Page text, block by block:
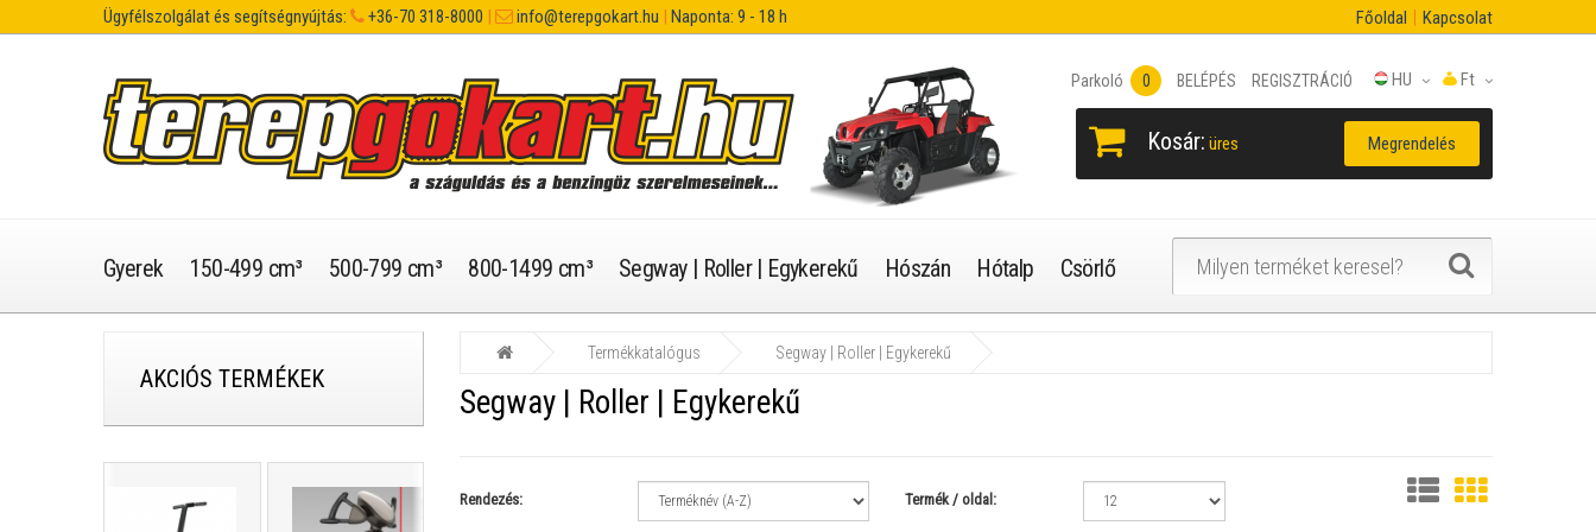
Ügyfélszolgálat és segítségnyújtás: +36-70 318-8000 | info@terepgokart.hu | Naponta: 9 - 18 h Főoldal Kapcsolat
Ft
HU
Parkoló 0 BELÉPÉS REGISZTRÁCIÓ
Kosár: üres Megrendelés
Gyerek 150-499 cm³ 500-799 cm³ 800-1499 cm³ Segway | Roller | Egykerekű Hószán Hótalp Csörlő
Termékkatalógus Segway | Roller | Egykerekű
Segway | Roller | Egykerekű
Rendezés: Termék / oldal:
AKCIÓS TERMÉKEK